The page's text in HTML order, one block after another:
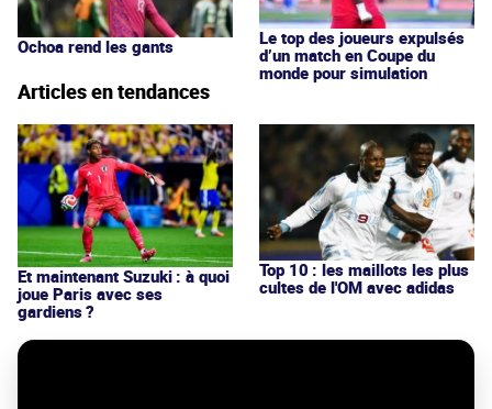
Ochoa rend les gants
Le top des joueurs expulsés
d’un match en Coupe du
monde pour simulation
Articles en tendances
Et maintenant Suzuki : à quoi
joue Paris avec ses
gardiens ?
Top 10 : les maillots les plus
cultes de l'OM avec adidas